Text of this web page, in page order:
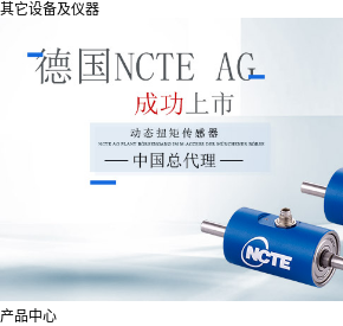
其它设备及仪器
产品中心